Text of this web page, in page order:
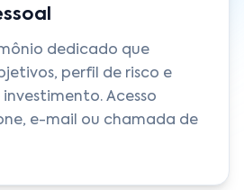
dedicado que
perfil de risco e
Acesso
e-mail ou chamada de